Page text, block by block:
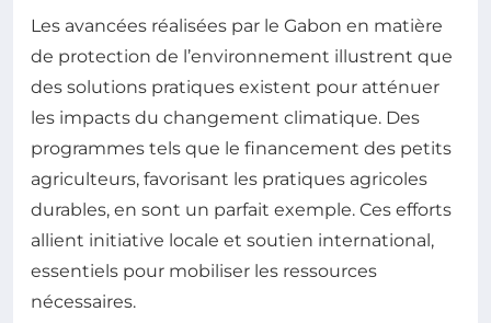
Les avancées réalisées par le Gabon en matière
de protection de l’environnement illustrent que
des solutions pratiques existent pour atténuer
les impacts du changement climatique. Des
programmes tels que le financement des petits
agriculteurs, favorisant les pratiques agricoles
durables, en sont un parfait exemple. Ces efforts
allient initiative locale et soutien international,
essentiels pour mobiliser les ressources
nécessaires.